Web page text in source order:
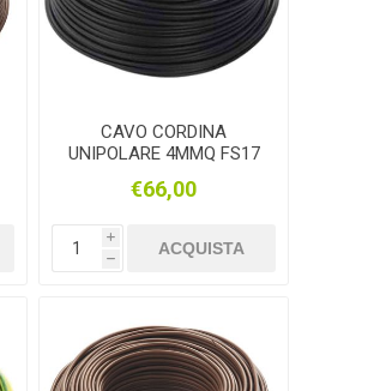
CAVO CORDINA
UNIPOLARE 4MMQ FS17
€66,00
i
h
ACQUISTA